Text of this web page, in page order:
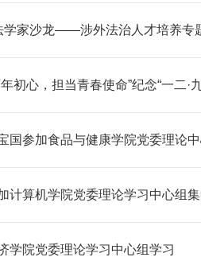
学家沙龙——涉外法治人才培养专
，担当青春使命”纪念“一二·九”运动86周
国参加食品与健康学院党委理论
计算机学院党委理论学习中心组
学院党委理论学习中心组学习​